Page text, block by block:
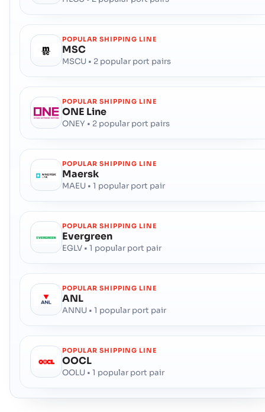
Stubbekobing
Stubbekobing (DKSBK), Denmark, Europe
รหัสไปรษณีย์ :
-
รหัสพอร์ต :
DKSBK
ที่อยู่ :Studstrup (DKSSV), Denmark, Europe
รหัสไปรษณีย์ :-
Svaneke
ที่อยู่ :
Svaneke (DKSVA), Denmark, Europe
รหัสพอร์ต :DKSVA
Svendborg
รหัสไปรษณีย์ :-
รหัสพอร์ต :DKSVE
ที่อยู่ :Tars (DKTRS), Denmark, Europe
รหัสไปรษณีย์ :-
รหัสพอร์ต :DKTRS
Thyboron
เม องท า
POPULAR SHIPPING LINE
MSC
MSCU • 2 popular port pairs
POPULAR SHIPPING LINE
ONE Line
ONEY • 2 popular port pairs
POPULAR SHIPPING LINE
Maersk
MAEU • 1 popular port pair
POPULAR SHIPPING LINE
Evergreen
EGLV • 1 popular port pair
POPULAR SHIPPING LINE
ANL
ANNU • 1 popular port pair
POPULAR SHIPPING LINE
OOCL
OOLU • 1 popular port pair